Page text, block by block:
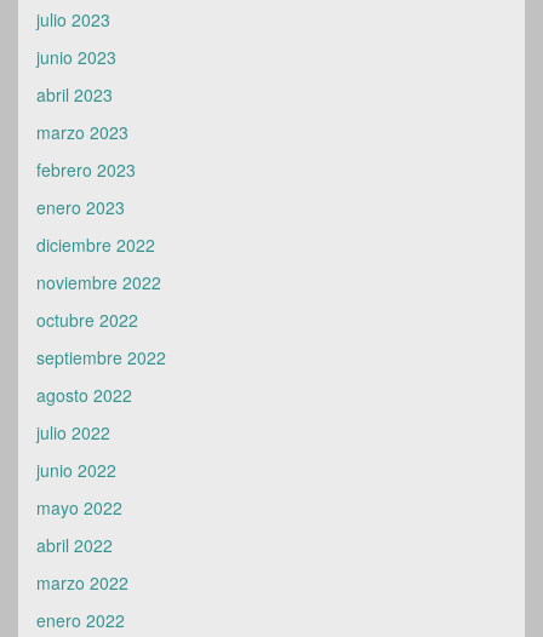
julio 2023
junio 2023
abril 2023
marzo 2023
febrero 2023
enero 2023
diciembre 2022
noviembre 2022
octubre 2022
septiembre 2022
agosto 2022
julio 2022
junio 2022
mayo 2022
abril 2022
marzo 2022
enero 2022